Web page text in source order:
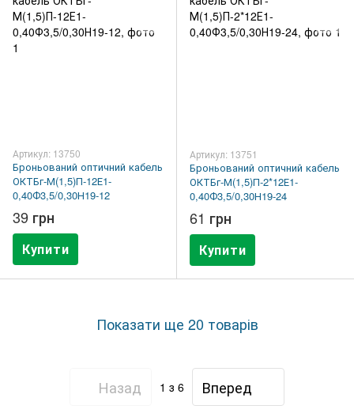
Артикул: 13750
Броньований оптичний кабель
ОКТБг-М(1,5)П-12Е1-
0,40Ф3,5/0,30Н19-12
39 грн
Купити
Артикул: 13751
Броньований оптичний кабель
ОКТБг-М(1,5)П-2*12Е1-
0,40Ф3,5/0,30Н19-24
61 грн
Купити
Показати ще 20 товарів
Назад 1 з 6 Вперед